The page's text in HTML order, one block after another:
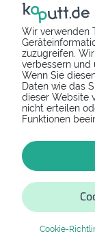
Wir verwenden
zuzugreifen.
verbessern und
Wenn Sie
Daten wie das
dieser Website
nicht erteilen
Funktionen
Cookie-
Einfach
Alta